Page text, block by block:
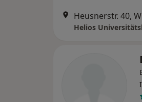
Heusnerstr. 40,